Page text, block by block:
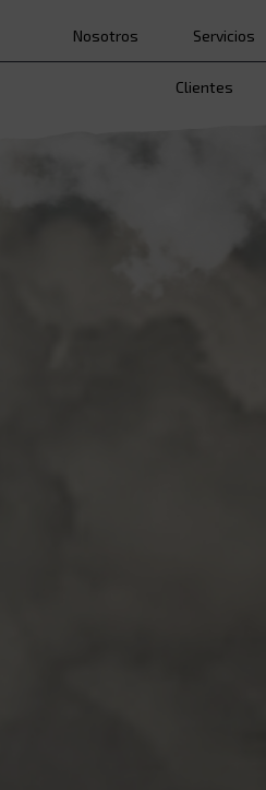
Nosotros Servicios
Clientes